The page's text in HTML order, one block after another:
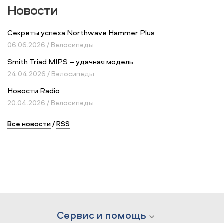
Новости
Секреты успеха Northwave Hammer Plus
06.06.2026 / Велосипеды
Smith Triad MIPS – удачная модель
24.04.2026 / Велосипеды
Новости Radio
20.04.2026 / Велосипеды
Все новости/RSS
Сервис и помощь